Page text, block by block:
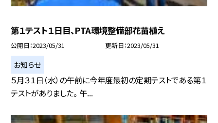
第１テスト１日目、PTA環境整備部花苗植え
公開日 2023/05/31 更新日 2023/05/31
お知らせ
５月３１日（水）の午前に今年度最初の定期テストである第１
テストがありました。 午...